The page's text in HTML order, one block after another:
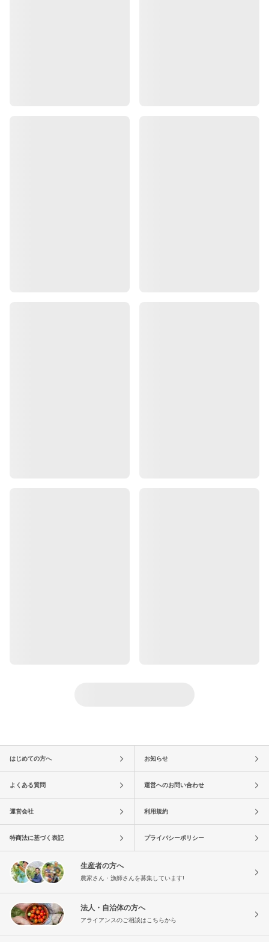
はじめての方へ お知らせ
よくある質問 運営へのお問い合わせ
運営会社 利用規約
特商法に基づく表記 プライバシーポリシー
生産者の方へ
農家さん・漁師さんを募集しています!
法人・自治体の方へ
アライアンスのご相談はこちらから